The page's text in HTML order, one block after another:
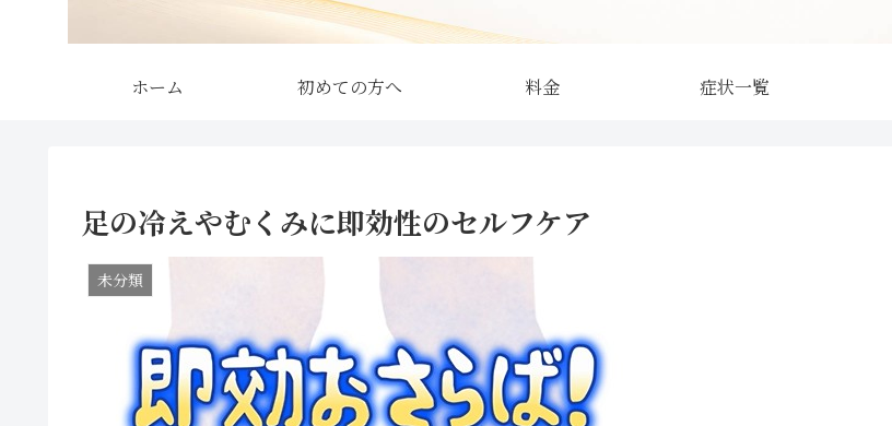
ホーム 初めての方へ 料金 症状一覧
足の冷えやむくみに即効性のセルフケア
未分類